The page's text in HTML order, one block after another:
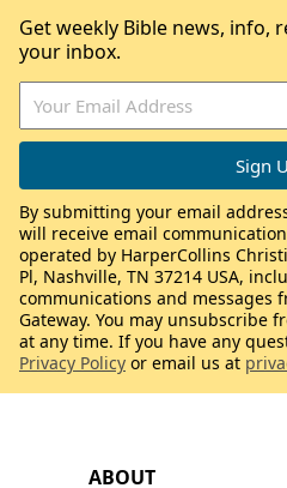
ABOUT
Get weekly Bible news, info,
your inbox.
By submitting your email
will receive email
operated by HarperCollins
Pl, Nashville, TN 37214 USA,
communications and messages
Gateway. You may unsubscribe
at any time. If you have any
Privacy Policy or email us at